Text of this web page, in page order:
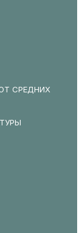
СРЕДНИХ